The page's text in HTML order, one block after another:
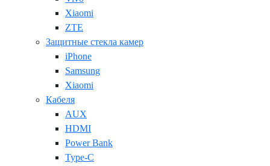
Xiaomi
ZTE
Защитные стекла камер
iPhone
Samsung
Xiaomi
Кабеля
AUX
HDMI
Power Bank
Type-C